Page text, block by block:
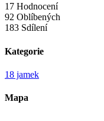
17 Hodnocení
92 Oblíbených
183 Sdílení
Kategorie
18 jamek
Mapa